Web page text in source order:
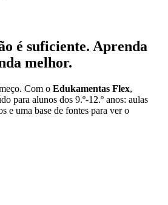
é suficiente. Aprenda
melhor.
Com o Edukamentas Flex,
para alunos dos 9.º-12.º anos: aulas
e uma base de fontes para ver o